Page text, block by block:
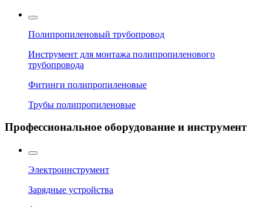
Полипропиленовый трубопровод
Инструмент для монтажа полипропиленового
трубопровода
Фитинги полипропиленовые
Трубы полипропиленовые
Профессиональное оборудование и инструмент
Электроинструмент
Зарядные устройства